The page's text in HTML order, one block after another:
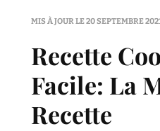
MIS À JOUR LE20 SEPTEMBRE
Recette
Facile: La
Recette